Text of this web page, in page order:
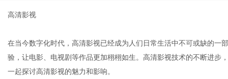
高清影视
在当今数字化时代，高清影视已经成为人们日常生活中不可或缺的一
验，让电影、电视剧等作品更加栩栩如生。高清影视技术的不断进步
一起探讨高清影视的魅力和影响。